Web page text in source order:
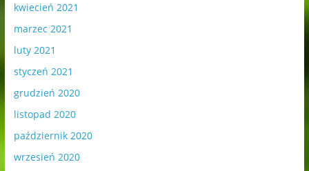
kwiecień 2021
marzec 2021
luty 2021
styczeń 2021
grudzień 2020
listopad 2020
październik 2020
wrzesień 2020